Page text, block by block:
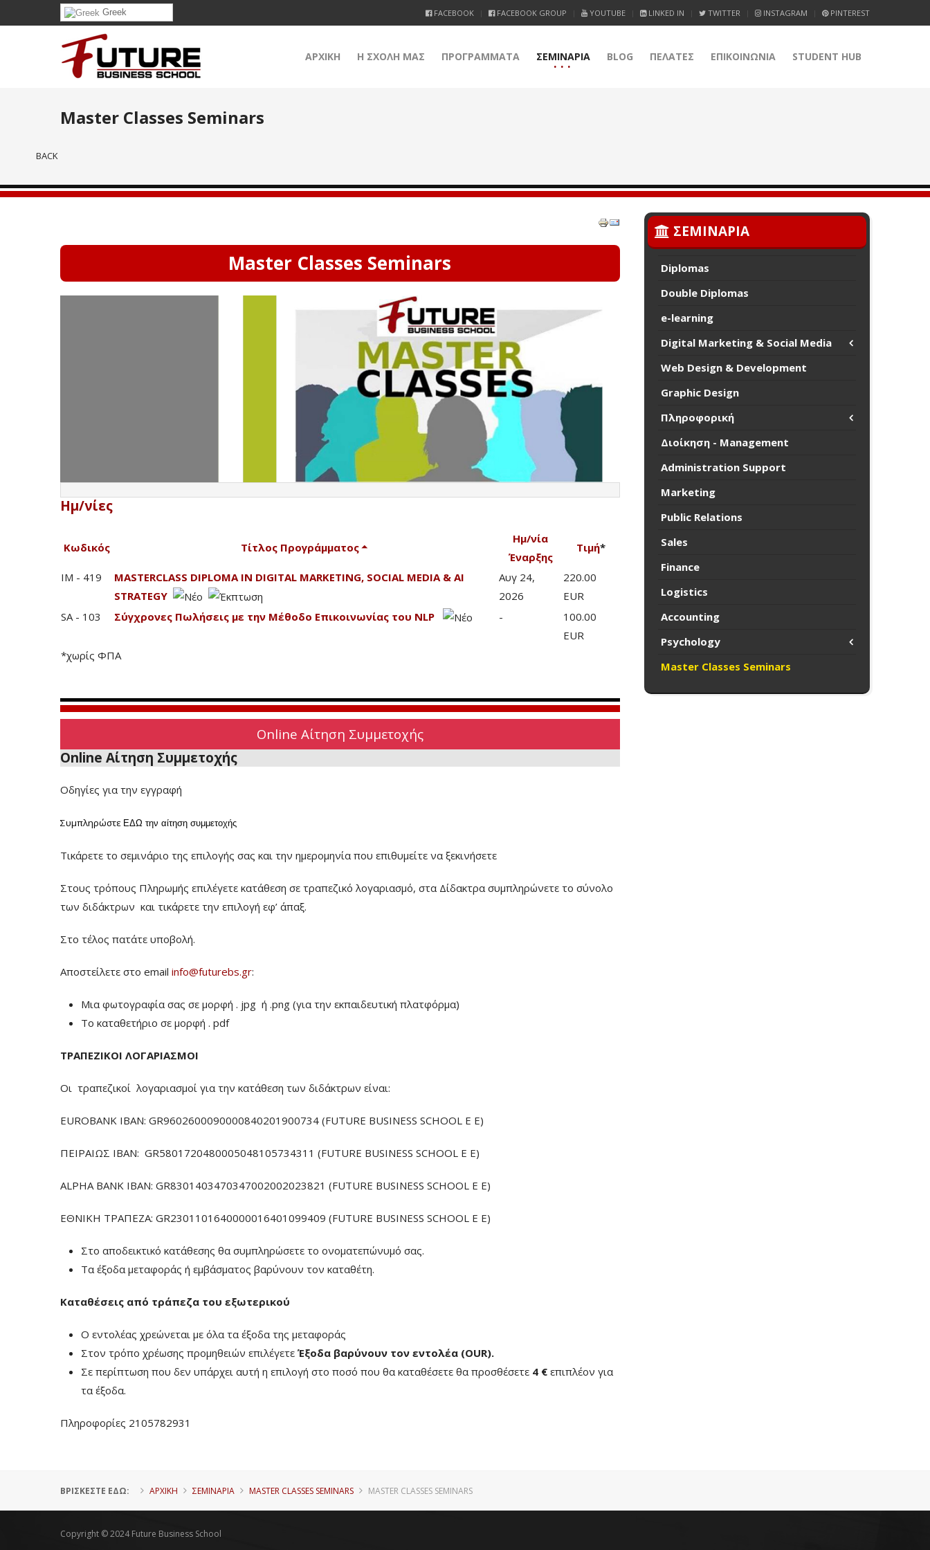
Greek FACEBOOK FACEBOOK GROUP YOUTUBE LINKED IN TWITTER INSTAGRAM PINTEREST
ΑΡΧΙΚΗ Η ΣΧΟΛΗ ΜΑΣ ΠΡΟΓΡΑΜΜΑΤΑ ΣΕΜΙΝΑΡΙΑ BLOG ΠΕΛΑΤΕΣ ΕΠΙΚΟΙΝΩΝΙΑ STUDENT HUB
Master Classes Seminars
BACK
Master Classes Seminars
Ημ/νίες
Κωδικός Τίτλος Προγράμματος
Ημ/νία
Έναρξης
Τιμή*
IM - 419
MASTERCLASS DIPLOMA IN DIGITAL MARKETING, SOCIAL MEDIA & AI
STRATEGY
Αυγ 24,
2026
220.00
EUR
SA - 103
Σύγχρονες Πωλήσεις με την Μέθοδο Επικοινωνίας του NLP -
100.00
EUR
*χωρίς ΦΠΑ
Online Αίτηση Συμμετοχής
Online Αίτηση Συμμετοχής
Οδηγίες για την εγγραφή
Συμπληρώστε ΕΔΩ την αίτηση συμμετοχής
Τικάρετε το σεμινάριο της επιλογής σας και την ημερομηνία που επιθυμείτε να ξεκινήσετε
Στους τρόπους Πληρωμής επιλέγετε κατάθεση σε τραπεζικό λογαριασμό, στα Δίδακτρα συμπληρώνετε το σύνολο
των διδάκτρων και τικάρετε την επιλογή εφ’ άπαξ.
Στο τέλος πατάτε υποβολή.
Αποστείλετε στο email info@futurebs.gr:
Μια φωτογραφία σας σε μορφή . jpg ή .png (για την εκπαιδευτική πλατφόρμα)
To καταθετήριο σε μορφή . pdf
ΤΡΑΠΕΖΙΚΟΙ ΛΟΓΑΡΙΑΣΜΟΙ
Οι τραπεζικοί λογαριασμοί για την κατάθεση των διδάκτρων είναι:
EUROBANK IBAN: GR9602600090000840201900734 (FUTURE BUSINESS SCHOOL E E)
ΠΕΙΡΑΙΩΣ ΙΒΑΝ: GR5801720480005048105734311 (FUTURE BUSINESS SCHOOL E E)
ALPHA BANK IBAN: GR8301403470347002002023821 (FUTURE BUSINESS SCHOOL E E)
ΕΘΝΙΚΗ ΤΡΑΠΕΖΑ: GR2301101640000016401099409 (FUTURE BUSINESS SCHOOL E E)
Στο αποδεικτικό κατάθεσης θα συμπληρώσετε το ονοματεπώνυμό σας.
Τα έξοδα μεταφοράς ή εμβάσματος βαρύνουν τον καταθέτη.
Καταθέσεις από τράπεζα του εξωτερικού
Ο εντολέας χρεώνεται με όλα τα έξοδα της μεταφοράς
Στον τρόπο χρέωσης προμηθειών επιλέγετε Έξοδα βαρύνουν τον εντολέα (ΟUR).
Σε περίπτωση που δεν υπάρχει αυτή η επιλογή στο ποσό που θα καταθέσετε θα προσθέσετε 4 € επιπλέον για
τα έξοδα.
Πληροφορίες 2105782931
ΣΕΜΙΝΑΡΙΑ
Diplomas
Double Diplomas
e-learning
Digital Marketing & Social Media
Web Design & Development
Graphic Design
Πληροφορική
Διοίκηση - Management
Administration Support
Marketing
Public Relations
Sales
Finance
Logistics
Accounting
Psychology
Master Classes Seminars
ΒΡΊΣΚΕΣΤΕ ΕΔΏ: ΑΡΧΙΚΗ ΣΕΜΙΝΑΡΙΑ MASTER CLASSES SEMINARS MASTER CLASSES SEMINARS
Copyright © 2024 Future Business School